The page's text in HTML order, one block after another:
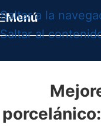
Saltar a la
Saltar al
Menú